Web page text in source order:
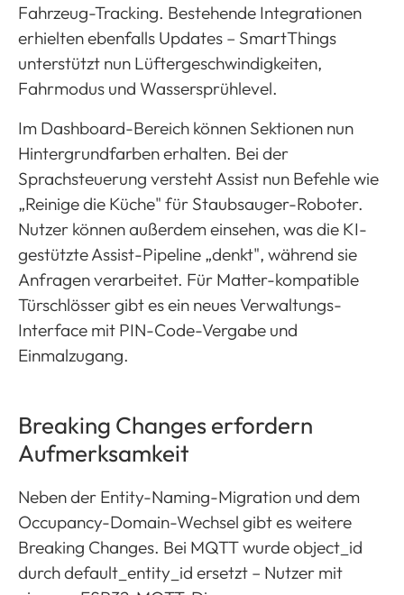
Fahrzeug-Tracking. Bestehende Integrationen
erhielten ebenfalls Updates – SmartThings
unterstützt nun Lüftergeschwindigkeiten,
Fahrmodus und Wassersprühlevel.
Im Dashboard-Bereich können Sektionen nun
Hintergrundfarben erhalten. Bei der
Sprachsteuerung versteht Assist nun Befehle wie
„Reinige die Küche" für Staubsauger-Roboter.
Nutzer können außerdem einsehen, was die KI-
gestützte Assist-Pipeline „denkt", während sie
Anfragen verarbeitet. Für Matter-kompatible
Türschlösser gibt es ein neues Verwaltungs-
Interface mit PIN-Code-Vergabe und
Einmalzugang.
Breaking Changes erfordern
Aufmerksamkeit
Neben der Entity-Naming-Migration und dem
Occupancy-Domain-Wechsel gibt es weitere
Breaking Changes. Bei MQTT wurde object_id
durch default_entity_id ersetzt – Nutzer mit